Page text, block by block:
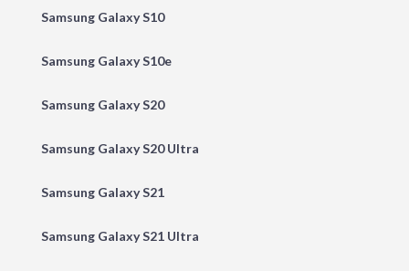
Samsung Galaxy S10
Samsung Galaxy S10e
Samsung Galaxy S20
Samsung Galaxy S20 Ultra
Samsung Galaxy S21
Samsung Galaxy S21 Ultra